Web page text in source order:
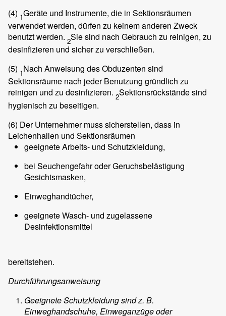
(4) 1Geräte und Instrumente, die in Sektionsräumen
verwendet werden, dürfen zu keinem anderen Zweck
benutzt werden. 2Sie sind nach Gebrauch zu reinigen, zu
desinfizieren und sicher zu verschließen.
(5) 1Nach Anweisung des Obduzenten sind
Sektionsräume nach jeder Benutzung gründlich zu
reinigen und zu desinfizieren. 2Sektionsrückstände sind
hygienisch zu beseitigen.
(6) Der Unternehmer muss sicherstellen, dass in
Leichenhallen und Sektionsräumen
geeignete Arbeits- und Schutzkleidung,
bei Seuchengefahr oder Geruchsbelästigung
Gesichtsmasken,
Einweghandtücher,
geeignete Wasch- und zugelassene
Desinfektionsmittel
bereitstehen.
Durchführungsanweisung
Geeignete Schutzkleidung sind z. B.
Einweghandschuhe, Einweganzüge oder